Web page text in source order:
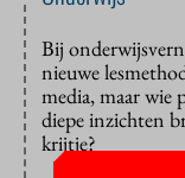
Bij
nieuwe
media, maar
diepe inzichten
krijtje?